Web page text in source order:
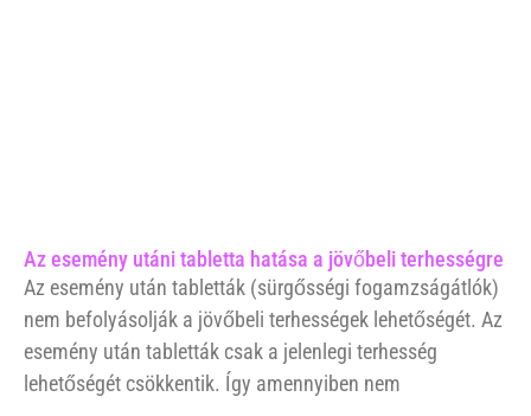
Az esemény utáni tabletta hatása a jövőbeli terhességre
Az esemény után tabletták (sürgősségi fogamzságátlók)
nem befolyásolják a jövőbeli terhességek lehetőségét. Az
esemény után tabletták csak a jelenlegi terhesség
lehetőségét csökkentik. Így amennyiben nem